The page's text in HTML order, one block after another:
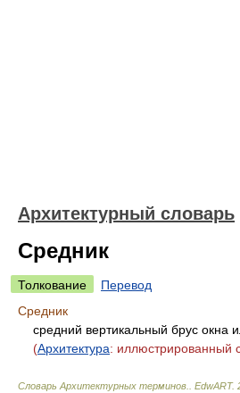
Архитектурный словарь
Средник
Толкование
Перевод
Средник
средний вертикальный брус окна
(Архитектура: иллюстрированный
Словарь Архитектурных терминов. EdwART.